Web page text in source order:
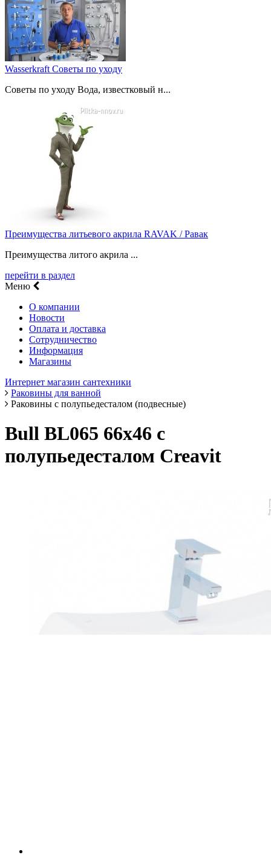
Wasserkraft Советы по уходу
Советы по уходу Вода, известковый н...
Преимущества литьевого акрила RAVAK / Равак
Преимущества литого акрила ...
перейти в раздел
Меню
О компании
Новости
Оплата и доставка
Сотрудничество
Информация
Магазины
Интернет магазин сантехники
Раковины для ванной
Раковины с полупьедесталом (подвесные)
Bull BL065 66х46 с
полупьедесталом Creavit